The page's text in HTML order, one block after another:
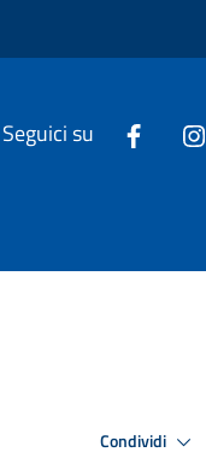
Seguici su
Condividi